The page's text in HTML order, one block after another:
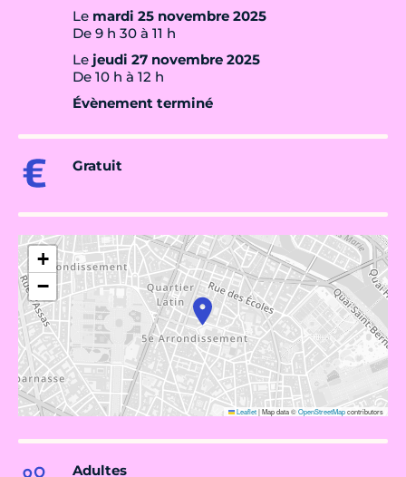
Le mardi 25 novembre 2025
De 9 h 30 à 11 h
Le jeudi 27 novembre 2025
De 10 h à 12 h
Évènement terminé
Gratuit
+
−
Leaflet|Map data ©OpenStreetMapcontributors
Adultes